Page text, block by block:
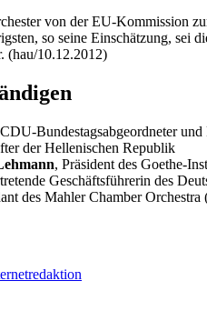
von der EU-Kommission
so seine Einschätzung, sei
(hau/10.12.2012)
Bundestagsabgeordneter
der Hellenischen Republik
, Präsident des Goethe-
Geschäftsführerin des
des MahlerChamber Orchestra